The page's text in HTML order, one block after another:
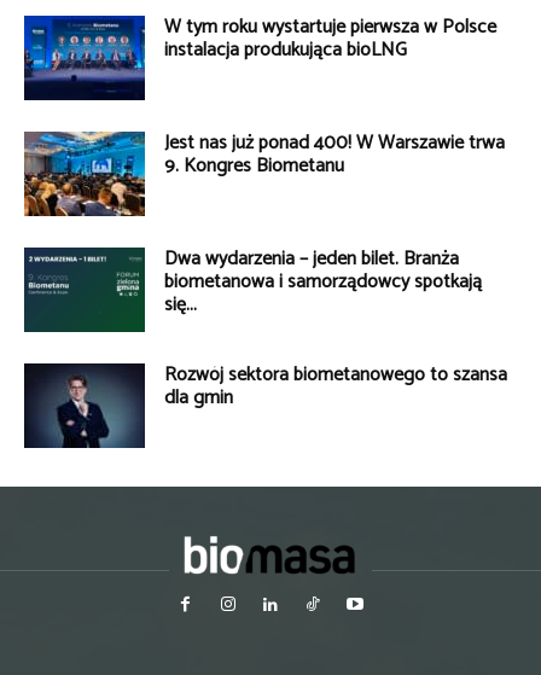
W tym roku wystartuje pierwsza w Polsce
instalacja produkująca bioLNG
Jest nas już ponad 400! W Warszawie trwa
9. Kongres Biometanu
Dwa wydarzenia – jeden bilet. Branża
biometanowa i samorządowcy spotkają
się...
Rozwój sektora biometanowego to szansa
dla gmin